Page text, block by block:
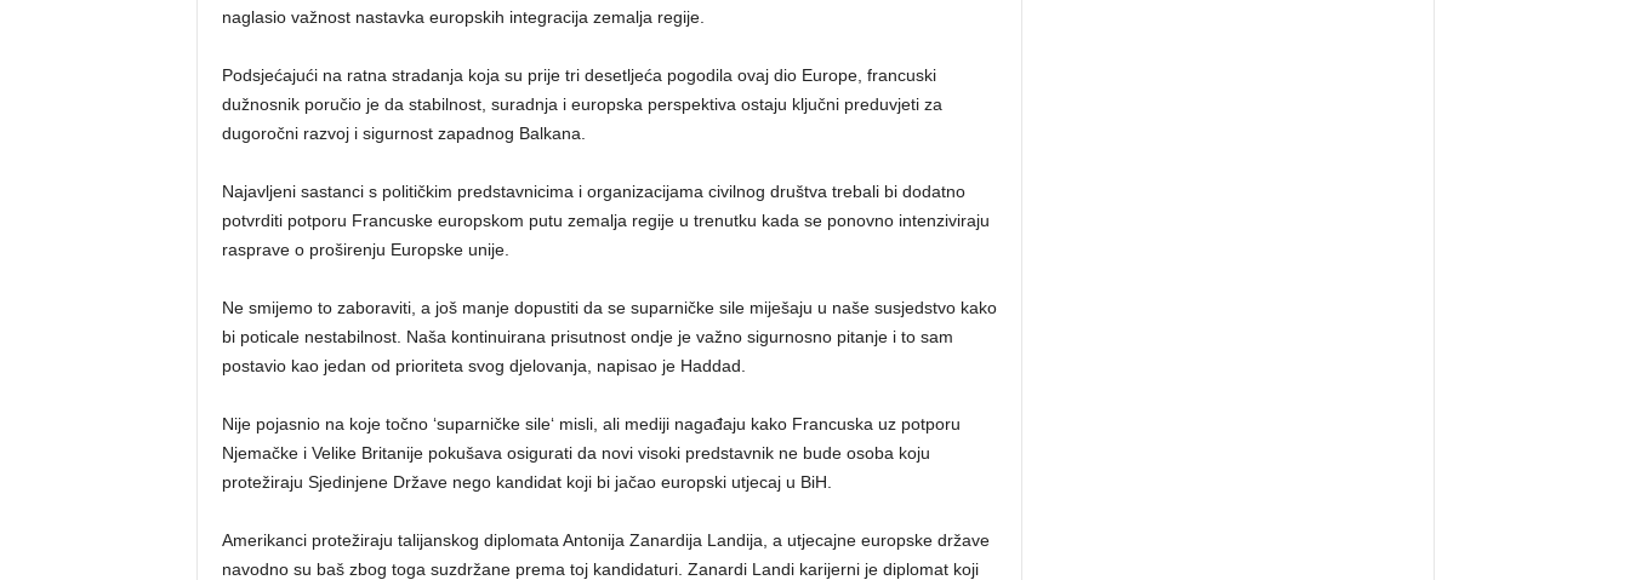
naglasio važnost nastavka europskih integracija zemalja regije.
Podsjećajući na ratna stradanja koja su prije tri desetljeća pogodila ovaj dio Europe, francuski
dužnosnik poručio je da stabilnost, suradnja i europska perspektiva ostaju ključni preduvjeti za
dugoročni razvoj i sigurnost zapadnog Balkana.
Najavljeni sastanci s političkim predstavnicima i organizacijama civilnog društva trebali bi dodatno
potvrditi potporu Francuske europskom putu zemalja regije u trenutku kada se ponovno intenziviraju
rasprave o proširenju Europske unije.
Ne smijemo to zaboraviti, a još manje dopustiti da se suparničke sile miješaju u naše susjedstvo kako
bi poticale nestabilnost. Naša kontinuirana prisutnost ondje je važno sigurnosno pitanje i to sam
postavio kao jedan od prioriteta svog djelovanja, napisao je Haddad.
Nije pojasnio na koje točno ‘suparničke sile‘ misli, ali mediji nagađaju kako Francuska uz potporu
Njemačke i Velike Britanije pokušava osigurati da novi visoki predstavnik ne bude osoba koju
protežiraju Sjedinjene Države nego kandidat koji bi jačao europski utjecaj u BiH.
Amerikanci protežiraju talijanskog diplomata Antonija Zanardija Landija, a utjecajne europske države
navodno su baš zbog toga suzdržane prema toj kandidaturi. Zanardi Landi karijerni je diplomat koji